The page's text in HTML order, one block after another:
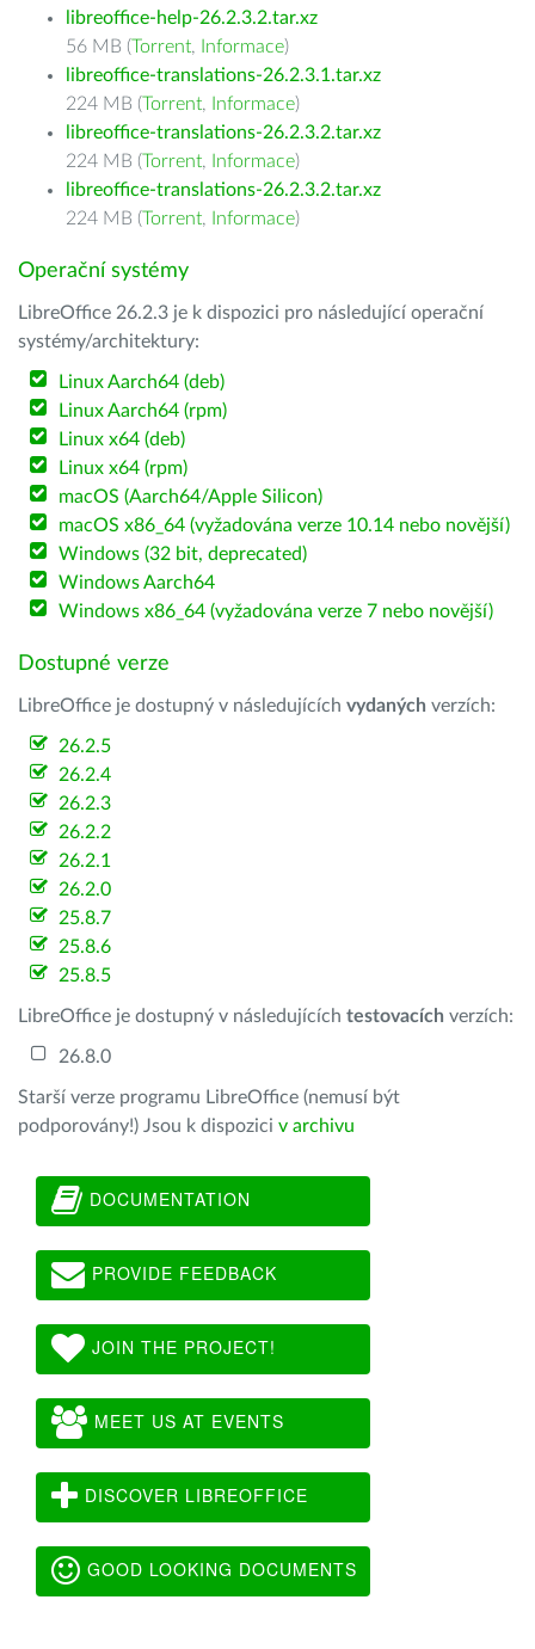
libreoffice-help-26.2.3.2.tar.xz
56 MB (Torrent, Informace)
libreoffice-translations-26.2.3.1.tar.xz
224 MB (Torrent, Informace)
libreoffice-translations-26.2.3.2.tar.xz
224 MB (Torrent, Informace)
libreoffice-translations-26.2.3.2.tar.xz
224 MB (Torrent, Informace)
Operační systémy
LibreOffice 26.2.3 je k dispozici pro následující operační
systémy/architektury:
Linux Aarch64 (deb)
Linux Aarch64 (rpm)
Linux x64 (deb)
Linux x64 (rpm)
macOS (Aarch64/Apple Silicon)
macOS x86_64 (vyžadována verze 10.14 nebo novější)
Windows (32 bit, deprecated)
Windows Aarch64
Windows x86_64 (vyžadována verze 7 nebo novější)
Dostupné verze
LibreOffice je dostupný v následujících vydaných verzích:
26.2.5
26.2.4
26.2.3
26.2.2
26.2.1
26.2.0
25.8.7
25.8.6
25.8.5
LibreOffice je dostupný v následujících testovacích verzích:
26.8.0
Starší verze programu LibreOffice (nemusí být
podporovány!) Jsou k dispozici v archivu
DOCUMENTATION
PROVIDE FEEDBACK
JOIN THE PROJECT!
MEET US AT EVENTS
DISCOVER LIBREOFFICE
GOOD LOOKING DOCUMENTS